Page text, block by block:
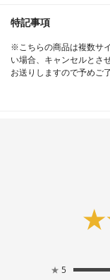
特記事項
※こちらの商品は複数サ
い場合、キャンセルとさ
お送りしますので予めご
★ 5